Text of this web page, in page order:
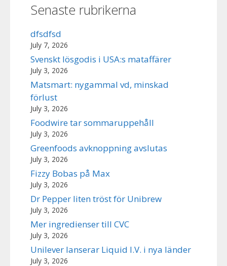
Senaste rubrikerna
dfsdfsd
July 7, 2026
Svenskt lösgodis i USA:s mataffärer
July 3, 2026
Matsmart: nygammal vd, minskad
förlust
July 3, 2026
Foodwire tar sommaruppehåll
July 3, 2026
Greenfoods avknoppning avslutas
July 3, 2026
Fizzy Bobas på Max
July 3, 2026
Dr Pepper liten tröst för Unibrew
July 3, 2026
Mer ingredienser till CVC
July 3, 2026
Unilever lanserar Liquid I.V. i nya länder
July 3, 2026